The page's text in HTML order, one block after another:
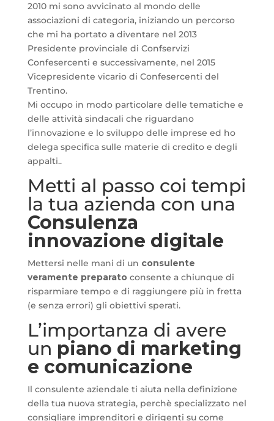
2010 mi sono avvicinato al mondo delle
associazioni di categoria, iniziando un percorso
che mi ha portato a diventare nel 2013
Presidente provinciale di Confservizi
Confesercenti e successivamente, nel 2015
Vicepresidente vicario di Confesercenti del
Trentino.
Mi occupo in modo particolare delle tematiche e
delle attività sindacali che riguardano
l’innovazione e lo sviluppo delle imprese ed ho
delega specifica sulle materie di credito e degli
appalti..
Metti al passo coi tempi
la tua azienda con una
Consulenza
innovazione digitale
Mettersi nelle mani di un consulente
veramente preparatoconsente a chiunque di
risparmiare tempo e di raggiungere più in fretta
(e senza errori) gli obiettivi sperati.
L’importanza di avere
un piano di marketing
e comunicazione
Il consulente aziendale ti aiuta nella definizione
della tua nuova strategia, perchè specializzato nel
consigliare imprenditori e dirigenti su come